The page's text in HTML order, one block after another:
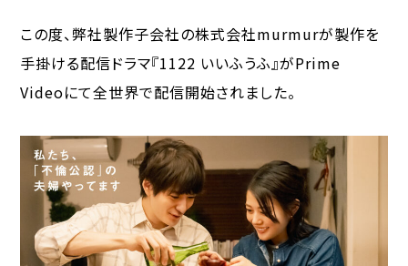
この度、弊社製作子会社の株式会社murmurが製作を
手掛ける配信ドラマ『1122 いいふうふ』がPrime
Videoにて全世界で配信開始されました。